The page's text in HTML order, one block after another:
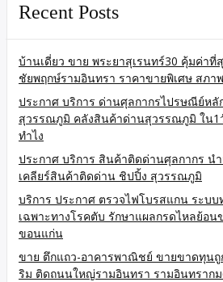
Recent Posts
บ้านเดี่ยว ขาย พระยาสุเรนทร์30 คุ้มค่าที่
ชัยพฤกษ์รามอินทรา ราคาขายพิเศษ สภา
ประกาศ บริการ ด่านศุลกากรไปรษณีย์หลั
สุวรรณภูมิ คลังสินค้าด่านสุวรรณภูมิ ใน
ทำไง
ประกาศ บริการ สินค้าติดด่านศุลกากร น
เคลียร์สินค้าติดด่าน ชิปปิ้ง สุวรรณภูมิ
บริการ ประกาศ ตรวจไฟโบรสแกน ระบ
เฉพาะทางโรคตับ รักษาแผลกรดไหลย้อน
ขอนแก่น
ขาย ตึกแถว-อาคารพาณิชย์ ขายขาดทุนถู
ริม ติดถนนใหญ่รามอินทรา รามอินทรากม